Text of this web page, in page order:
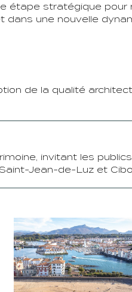
étape stratégique pour
dans une nouvelle
de la qualité
invitant les
Jean-de-Luz et